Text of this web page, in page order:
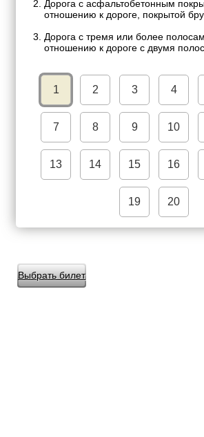
Дорога с асфальтобетонным
отношению к дороге, покрытой
Дорога с тремя или более
отношению к дороге с двумя
1 2 3 4
7 8 9 10
13 14 15 16
19 20
Выбрать билет